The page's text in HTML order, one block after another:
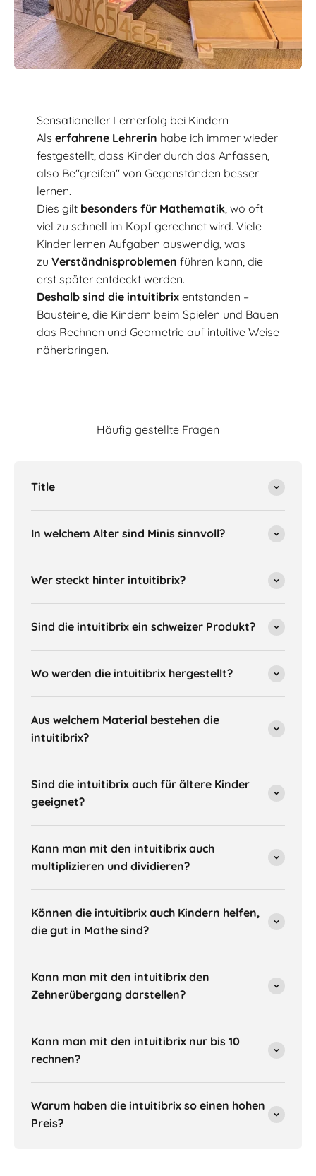
Sensationeller Lernerfolg bei Kindern
Als erfahrene Lehrerin habe ich immer wieder
festgestellt, dass Kinder durch das Anfassen,
also Be"greifen" von Gegenständen besser
lernen.
Dies gilt besonders für Mathematik, wo oft
viel zu schnell im Kopf gerechnet wird. Viele
Kinder lernen Aufgaben auswendig, was
zu Verständnisproblemen führen kann, die
erst später entdeckt werden.
Deshalb sind die intuitibrix entstanden –
Bausteine, die Kindern beim Spielen und Bauen
das Rechnen und Geometrie auf intuitive Weise
näherbringen.
Häufig gestellte Fragen
Title
In welchem Alter sind Minis sinnvoll?
Wer steckt hinter intuitibrix?
Sind die intuitibrix ein schweizer Produkt?
Wo werden die intuitibrix hergestellt?
Aus welchem Material bestehen die
intuitibrix?
Sind die intuitibrix auch für ältere Kinder
geeignet?
Kann man mit den intuitibrix auch
multiplizieren und dividieren?
Können die intuitibrix auch Kindern helfen,
die gut in Mathe sind?
Kann man mit den intuitibrix den
Zehnerübergang darstellen?
Kann man mit den intuitibrix nur bis 10
rechnen?
Warum haben die intuitibrix so einen hohen
Preis?